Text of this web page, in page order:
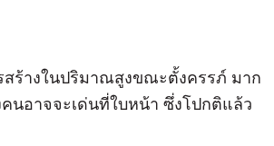
สร้างในปริมาณสูงขณะตั้งครรภ์ มาก
นอาจจะเด่นที่ใบหน้า ซึ่งโปกติแล้ว